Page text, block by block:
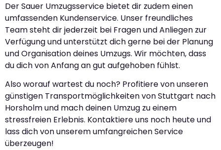
Der Sauer Umzugsservice bietet dir zudem einen
umfassenden Kundenservice. Unser freundliches
Team steht dir jederzeit bei Fragen und Anliegen zur
Verfügung und unterstützt dich gerne bei der Planung
und Organisation deines Umzugs. Wir möchten, dass
du dich von Anfang an gut aufgehoben fühlst.
Also worauf wartest du noch? Profitiere von unseren
günstigen Transportmöglichkeiten von Stuttgart nach
Horsholm und mach deinen Umzug zu einem
stressfreien Erlebnis. Kontaktiere uns noch heute und
lass dich von unserem umfangreichen Service
überzeugen!